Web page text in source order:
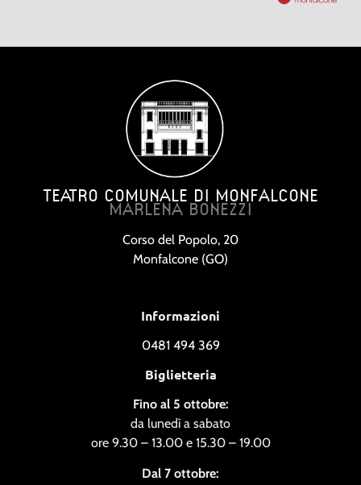
TEATRO COMUNALE DI MONFALCONE
MARLENA BONEZZI
Corso del Popolo, 20
Monfalcone (GO)
Informazioni
0481 494 369
Biglietteria
Fino al 5 ottobre:
da lunedì a sabato
ore 9.30 – 13.00 e 15.30 – 19.00
Dal 7 ottobre: